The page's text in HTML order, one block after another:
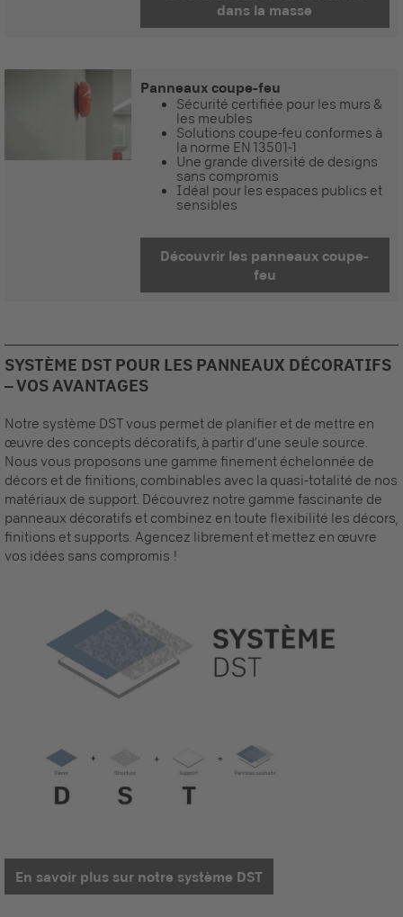
dans la masse
Panneaux coupe-feu
Sécurité certifiée pour les murs &
les meubles
Solutions coupe-feu conformes à
la norme EN 13501-1
Une grande diversité de designs
sans compromis
Idéal pour les espaces publics et
sensibles
Découvrir les panneaux coupe-
feu
SYSTÈME DST POUR LES PANNEAUX DÉCORATIFS
– VOS AVANTAGES
Notre système DST vous permet de planifier et de mettre en
œuvre des concepts décoratifs, à partir d’une seule source.
Nous vous proposons une gamme finement échelonnée de
décors et de finitions, combinables avec la quasi-totalité de nos
matériaux de support. Découvrez notre gamme fascinante de
panneaux décoratifs et combinez en toute flexibilité les décors,
finitions et supports. Agencez librement et mettez en œuvre
vos idées sans compromis !
En savoir plus sur notre système DST